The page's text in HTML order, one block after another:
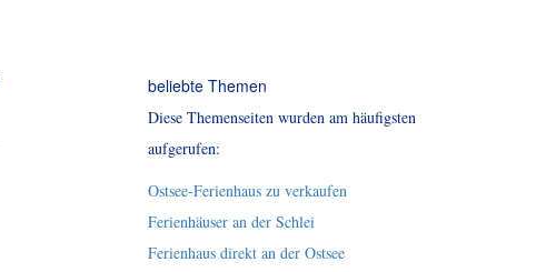
beliebte Themen
Diese Themenseiten wurden am häufigsten
aufgerufen:
Ostsee-Ferienhaus zu verkaufen
Ferienhäuser an der Schlei
Ferienhaus direkt an der Ostsee